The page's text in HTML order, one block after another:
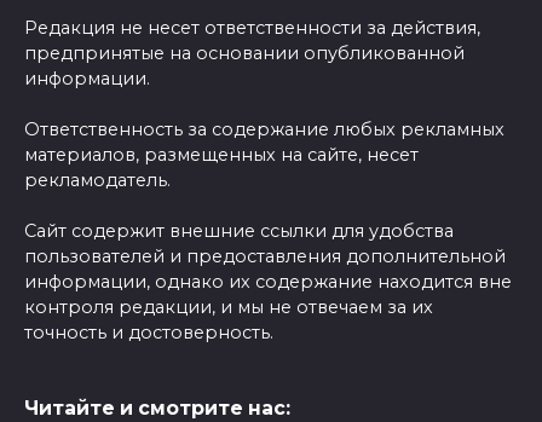
Редакция не несет ответственности за действия,
предпринятые на основании опубликованной
информации.
Ответственность за содержание любых рекламных
материалов, размещенных на сайте, несет
рекламодатель.
Сайт содержит внешние ссылки для удобства
пользователей и предоставления дополнительной
информации, однако их содержание находится вне
контроля редакции, и мы не отвечаем за их
точность и достоверность.
Читайте и смотрите нас: